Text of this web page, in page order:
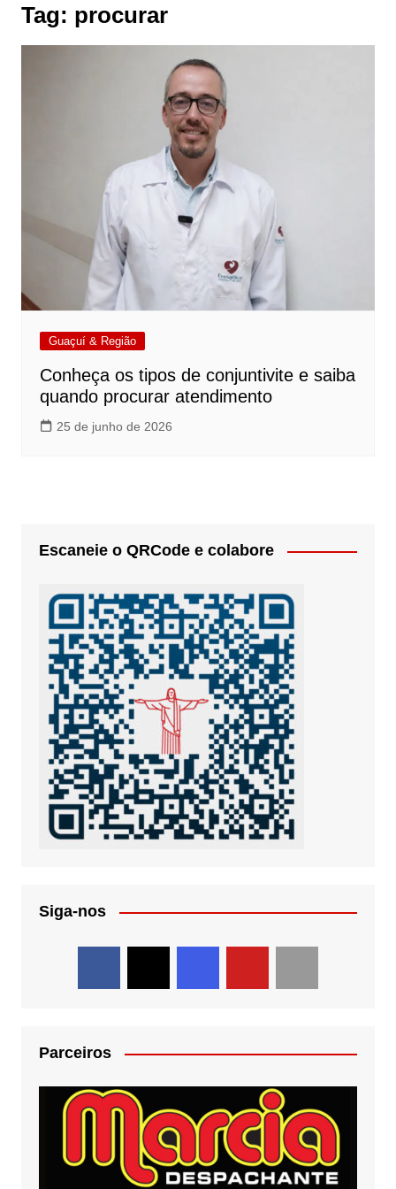
Tag: procurar
Guaçuí & Região
Conheça os tipos de conjuntivite e saiba
quando procurar atendimento
25 de junho de 2026
Escaneie o QRCode e colabore
Siga-nos
Parceiros